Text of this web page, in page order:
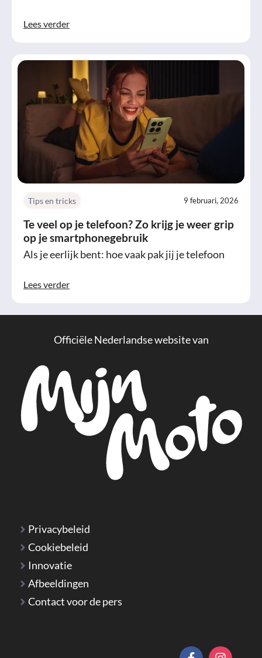
Lees verder
Tips en tricks 9 februari, 2026
Te veel op je telefoon? Zo krijg je weer grip
op je smartphonegebruik
Als je eerlijk bent: hoe vaak pak jij je telefoon
Lees verder
Officiële Nederlandse website van
Privacybeleid
Cookiebeleid
Innovatie
Afbeeldingen
Contact voor de pers